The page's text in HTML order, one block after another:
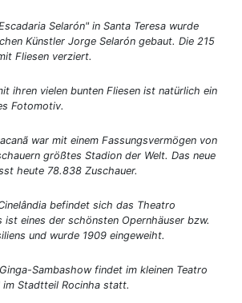
Selarón" in Santa Teresa wurde
Künstler Jorge Selarón gebaut. Die 215
Fliesen verziert.
ihren vielen bunten Fliesen ist natürlich ein
Fotomotiv.
war mit einem Fassungsvermögen von
größtes Stadion der Welt. Das neue
heute 78.838 Zuschauer.
befindet sich das Theatro
ist eines der schönsten Opernhäuser bzw.
und wurde 1909 eingeweiht.
Sambashow findet im kleinen Teatro
im Stadtteil Rocinha statt.